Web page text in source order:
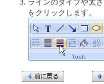
をクリックします。